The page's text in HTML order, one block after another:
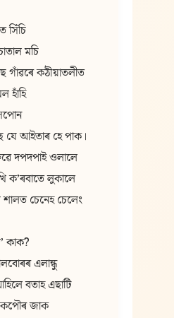
সিঁচি
মচি
গাঁৱৰে কঠীয়াতলীত
হাঁহি
যে আইতাৰ হে পাক।
দপদপাই ওলালে
ক’ৰবাতে লুকালে
চেনেহ চেলেং
কাক?
এলান্ধু
বতাহ এছাটি
কপৌৰ জাক